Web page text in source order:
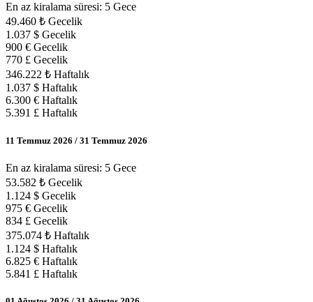
En az kiralama süresi: 5 Gece
49.460 ₺ Gecelik
1.037 $ Gecelik
900 € Gecelik
770 £ Gecelik
346.222 ₺ Haftalık
1.037 $ Haftalık
6.300 € Haftalık
5.391 £ Haftalık
11 Temmuz 2026 / 31 Temmuz 2026
En az kiralama süresi: 5 Gece
53.582 ₺ Gecelik
1.124 $ Gecelik
975 € Gecelik
834 £ Gecelik
375.074 ₺ Haftalık
1.124 $ Haftalık
6.825 € Haftalık
5.841 £ Haftalık